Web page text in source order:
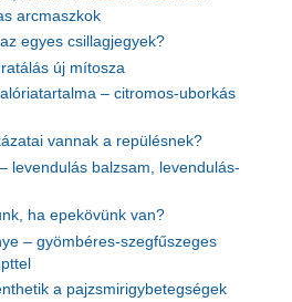
arcmaszkok
egyes csillagjegyek?
új mítosza
– citromos-uborkás
vannak a repülésnek?
levendulás balzsam, levendulás-
ha epekövünk van?
– gyömbéres-szegfűszeges
a pajzsmirigybetegségek